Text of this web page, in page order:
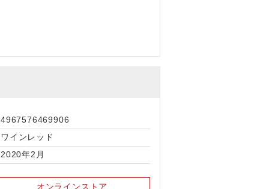
4967576469906
ワインレッド
2020年2月
オンラインストア